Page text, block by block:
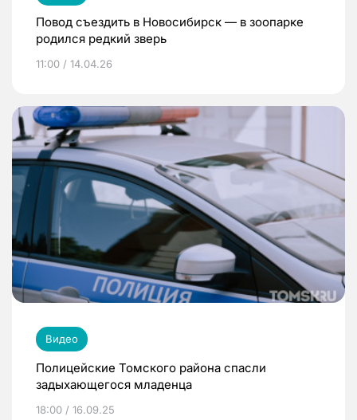
Повод съездить в Новосибирск — в зоопарке
родился редкий зверь
11:00 / 14.04.26
Видео
Полицейские Томского района спасли
задыхающегося младенца
18:00 / 16.09.25